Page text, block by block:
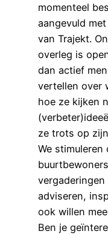
momenteel
aangevuld
van Trajekt.
overleg is
dan actief
vertellen over
hoe ze kijken
ze trots op
We stimuleren
adviseren,
ook willen
Ben je